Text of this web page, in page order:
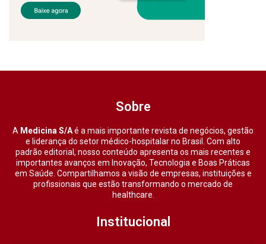
Sobre
A Medicina S/Aé a mais importante revista de negócios, gestão
e liderança do setor médico-hospitalar no Brasil. Com alto
padrão editorial, nosso conteúdo apresenta os mais recentes e
importantes avanços em Inovação, Tecnologia e Boas Práticas
em Saúde. Compartilhamos a visão de empresas, instituições e
profissionais que estão transformando o mercado de
healthcare.
Institucional